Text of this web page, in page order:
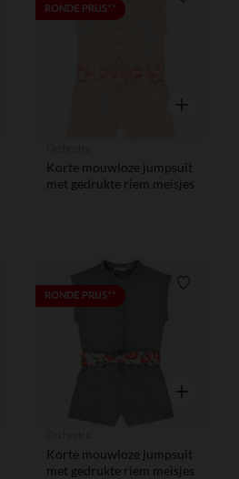
RONDE PRIJS**
Snel
Korte mouwloze jumpsuit
met gedrukte riem meisjes
RONDE PRIJS**
Snel
Korte mouwloze jumpsuit
met gedrukte riem meisjes